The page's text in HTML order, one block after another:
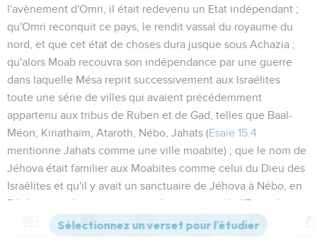
l'avènement d'Omri, il était redevenu un Etat indépendant ;
qu'Omri reconquit ce pays, le rendit vassal du royaume du
nord, et que cet état de choses dura jusque sous Achazia ;
qu'alors Moab recouvra son indépendance par une guerre
dans laquelle Mésa reprit successivement aux Israélites
toute une série de villes qui avaient précédemment
appartenu aux tribus de Ruben et de Gad, telles que Baal-
Méon, Kiriathaïm, Ataroth, Nébo, Jahats (Esaïe 15.4
mentionne Jahats comme une ville moabite) ; que le nom de
Jéhova était familier aux Moabites comme celui du Dieu des
Israélites et qu'il y avait un sanctuaire de Jéhova à Nébo, en
Pérée, avec des vases consacrés au service de l'Eternel.
Versions Commentaires Strong